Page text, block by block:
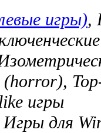
игры),
игры
Игры для